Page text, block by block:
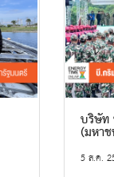
บริษัท
(มหา
5 ส.ค.